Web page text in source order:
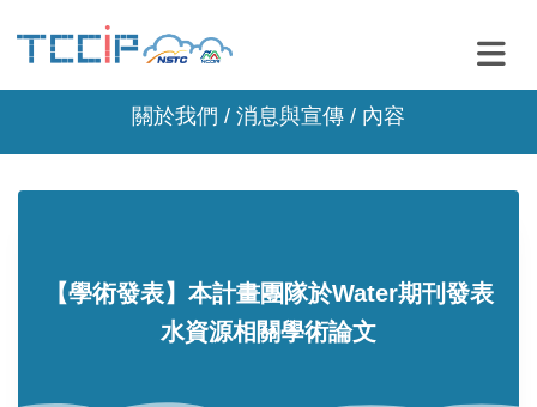
關於我們 / 消息與宣傳 / 內容
【學術發表】本計畫團隊於Water期刊發表
水資源相關學術論文